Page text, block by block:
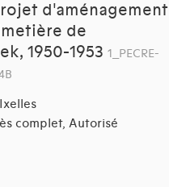
d'aménagement
de
1950-1953 1_PECRE-
complet, Autorisé